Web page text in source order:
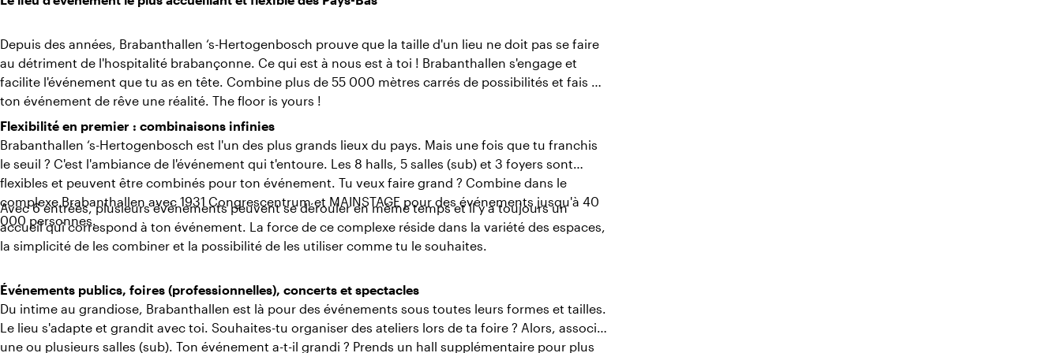
Depuis des années, Brabanthallen ‘s-Hertogenbosch prouve que la taille d'un lieu ne doit pas se faire
au détriment de l'hospitalité brabançonne. Ce qui est à nous est à toi ! Brabanthallen s'engage et
facilite l'événement que tu as en tête. Combine plus de 55 000 mètres carrés de possibilités et fais de
ton événement de rêve une réalité. The floor is yours !
Flexibilité en premier : combinaisons infinies
Brabanthallen ‘s-Hertogenbosch est l'un des plus grands lieux du pays. Mais une fois que tu franchis
le seuil ? C'est l'ambiance de l'événement qui t'entoure. Les 8 halls, 5 salles (sub) et 3 foyers sont
flexibles et peuvent être combinés pour ton événement. Tu veux faire grand ? Combine dans le
complexe Brabanthallen avec 1931 Congrescentrum et MAINSTAGE pour des événements jusqu'à 40
000 personnes.
Avec 6 entrées, plusieurs événements peuvent se dérouler en même temps et il y a toujours un
accueil qui correspond à ton événement. La force de ce complexe réside dans la variété des espaces,
la simplicité de les combiner et la possibilité de les utiliser comme tu le souhaites.
Événements publics, foires (professionnelles), concerts et spectacles
Du intime au grandiose, Brabanthallen est là pour des événements sous toutes leurs formes et tailles.
Le lieu s'adapte et grandit avec toi. Souhaites-tu organiser des ateliers lors de ta foire ? Alors, associe
une ou plusieurs salles (sub). Ton événement a-t-il grandi ? Prends un hall supplémentaire pour plus